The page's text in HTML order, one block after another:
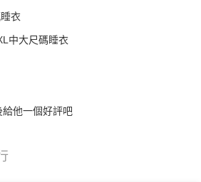
衣
中大尺碼睡衣
他一個好評吧